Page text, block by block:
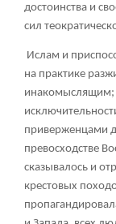
достоинства и
сил
Ислам и
на практике
инакомыслящим;
приверженцами
превосходстве
сказывалось и
крестовых